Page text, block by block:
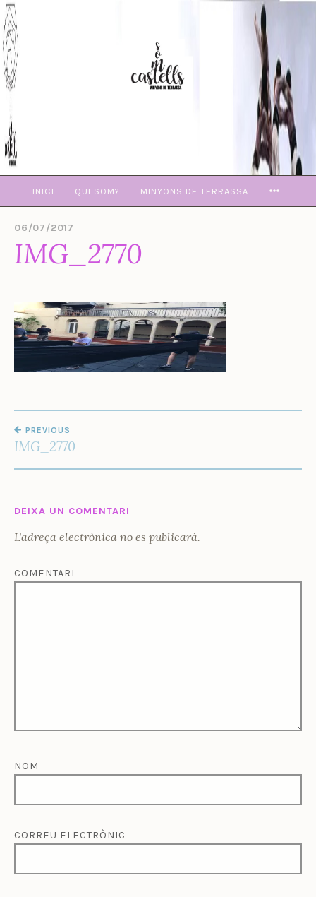
Skip
to
content
INICI QUI SOM? MINYONS DE TERRASSA
06/07/2017
U
Ñ
O
IMG_2770
NAVEGACIÓ
D'ENTRADES
PREVIOUS
IMG_2770
DEIXA UN COMENTARI
L'adreça electrònica no es publicarà.
COMENTARI
NOM
CORREU ELECTRÒNIC